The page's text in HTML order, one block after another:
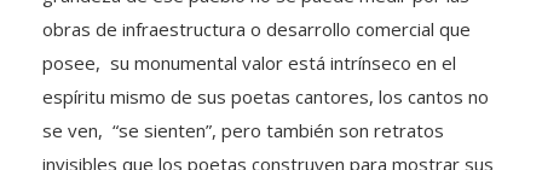
obras de infraestructura o desarrollo comercial que
posee, su monumental valor está intrínseco en el
espíritu mismo de sus poetas cantores, los cantos no
se ven, “se sienten”, pero también son retratos
invisibles que los poetas construyen para mostrar sus